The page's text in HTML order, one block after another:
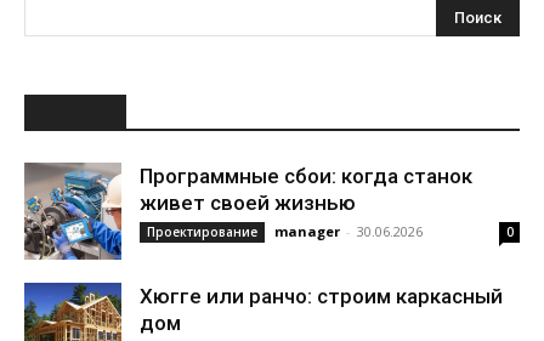
Программные сбои: когда станок
живет своей жизнью
Проектирование manager - 30.06.2026 0
Хюгге или ранчо: строим каркасный
дом